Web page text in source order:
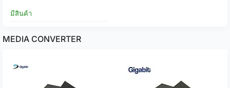
มีสินค้า
MEDIA CONVERTER